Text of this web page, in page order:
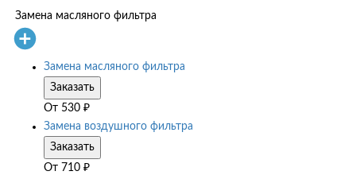
Замена масляного фильтра
Замена масляного фильтра
Заказать
От 530 ₽
Замена воздушного фильтра
Заказать
От 710 ₽